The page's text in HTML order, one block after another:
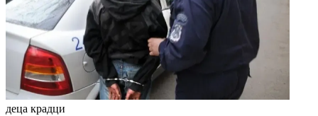
деца крадци